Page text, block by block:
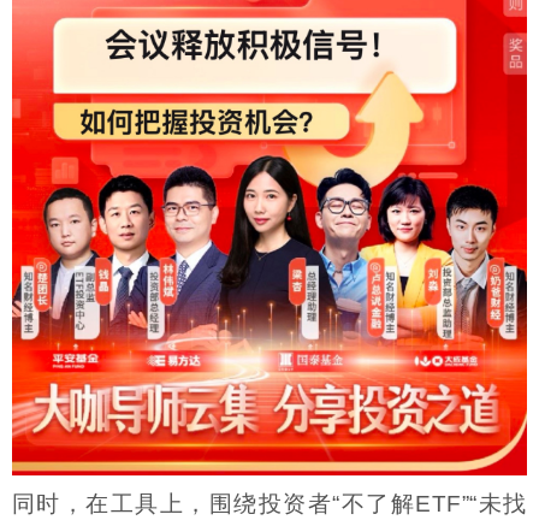
同时，在工具上，围绕投资者“不了解ETF”“未找